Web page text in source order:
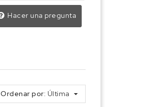
Hacer una pregunta
Ordenar por: Última